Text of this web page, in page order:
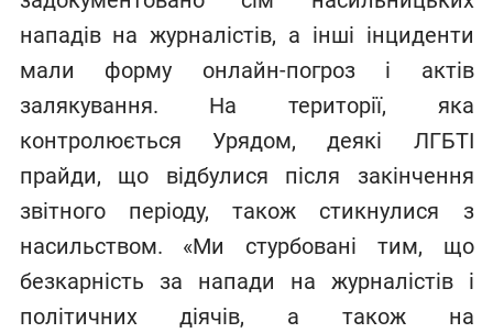
нападів на журналістів, а інші інциденти
мали форму онлайн-погроз і актів
залякування. На території, яка
контролюється Урядом, деякі ЛГБТІ
прайди, що відбулися після закінчення
звітного періоду, також стикнулися з
насильством. «Ми стурбовані тим, що
безкарність за напади на журналістів і
політичних діячів, а також на